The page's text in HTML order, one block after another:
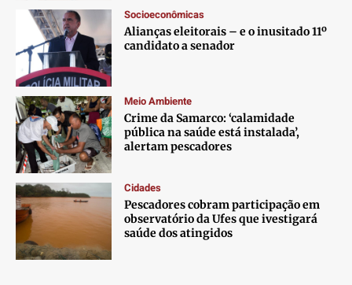
Socioeconômicas
Alianças eleitorais – e o inusitado 11º
candidato a senador
Meio Ambiente
Crime da Samarco: ‘calamidade
pública na saúde está instalada’,
alertam pescadores
Cidades
Pescadores cobram participação em
observatório da Ufes que ivestigará
saúde dos atingidos